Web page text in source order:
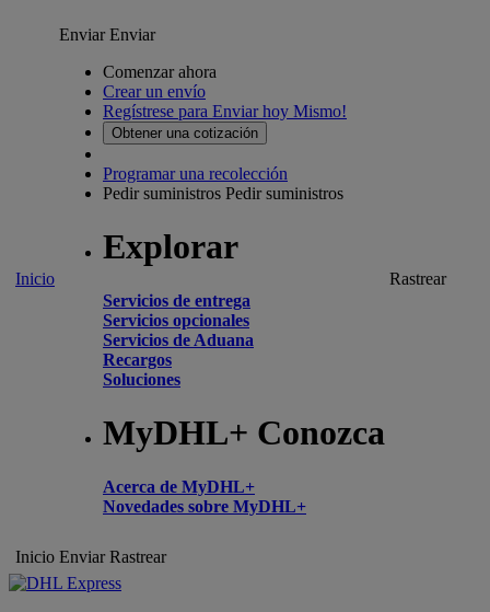
Inicio
EnviarEnviar
Comenzar ahora
Crear un envío
Regístrese para Enviar hoy Mismo!
Obtener una cotización
Programar una recolección
Pedir suministros Pedir suministros
Explorar
Servicios de entrega
Servicios opcionales
Servicios de Aduana
Recargos
Soluciones
MyDHL+ Conozca
Acerca de MyDHL+
Novedades sobre MyDHL+
Rastrear
Inicio Enviar Rastrear